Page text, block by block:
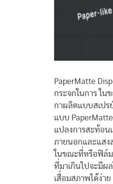
PaperMatte
กระจกในการ ใ
กาผลิตแบบสเปร
แบบ
แปลงการสะท้อน
ภายนอกและแสง
ในขณะที่หรือฟิล์
ที่มาเกินไปจะมีผ
เสื่อมสภาพได้ง่าย